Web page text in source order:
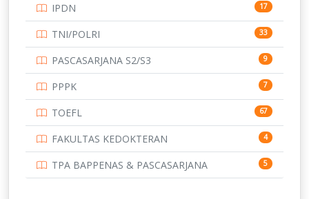
14
14
UNIVERSITAS CENDRAWASIH 14
15
219
11
159
IPDN 17
TNI/POLRI 33
PASCASARJANA S2/S3 9
PPPK 7
TOEFL 67
FAKULTAS KEDOKTERAN 4
TPA BAPPENAS & PASCASARJANA 5